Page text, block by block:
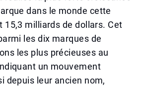
dans le monde cette
15,3 milliards de dollars. Cet
les dix marques de
les plus précieuses au
un mouvement
depuis leur ancien nom,